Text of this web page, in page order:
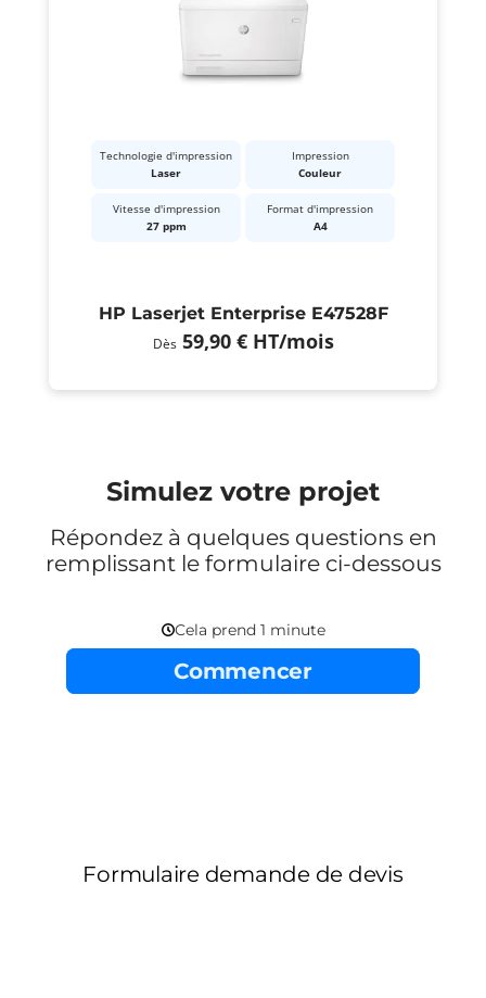
Technologie d'impression
Laser
Impression
Couleur
Vitesse d'impression
27 ppm
Format d'impression
A4
HP Laserjet Enterprise E47528F
Dès 59,90 € HT/mois
Simulez votre projet
Répondez à quelques questions en
remplissant le formulaire ci-dessous